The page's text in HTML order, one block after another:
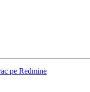
pe Redmine